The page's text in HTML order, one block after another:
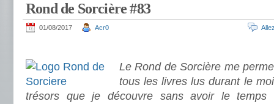
Rond de Sorcière #83
01/08/2017 Acr0
Le Rond de Sorcière me
tous les livres lus durant le
trésors que je découvre sans avoir le temps